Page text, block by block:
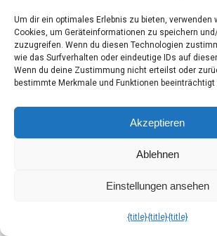
Um dir ein optimales Erlebnis zu bieten, verwenden
Cookies, um Geräteinformationen zu speichern
zuzugreifen. Wenn du diesen Technologien
wie das Surfverhalten oder eindeutige IDs auf
Wenn du deine Zustimmung nicht erteilst oder
bestimmte Merkmale und Funktionen beeinträchtigt
Akzeptieren
Ablehnen
Einstellungen ansehen
{title}{title}{title}